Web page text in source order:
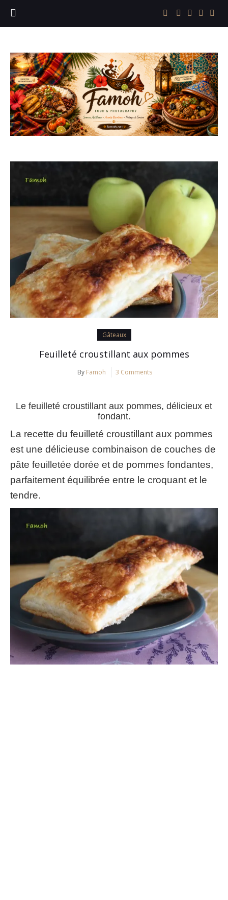
Gâteaux
Feuilleté croustillant aux pommes
By Famoh 3 Comments
Le feuilleté croustillant aux pommes, délicieux et
fondant.
La recette du feuilleté croustillant aux pommes
est une délicieuse combinaison de couches de
pâte feuilletée dorée et de pommes fondantes,
parfaitement équilibrée entre le croquant et le
tendre.